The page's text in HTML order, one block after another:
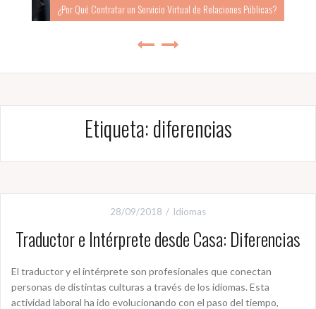
¿Por Qué Contratar un Servicio Virtual de Relaciones Públicas?
Etiqueta:diferencias
28/09/2018 Idiomas
Traductor e Intérprete desde Casa: Diferencias
El traductor y el intérprete son profesionales que conectan
personas de distintas culturas a través de los idiomas. Esta
actividad laboral ha ido evolucionando con el paso del tiempo,